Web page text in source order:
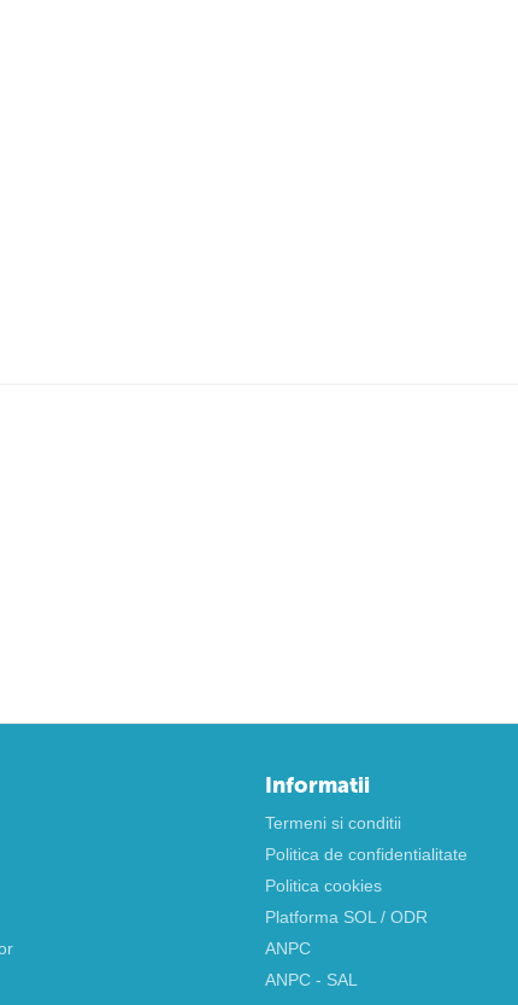
Informatii
Termeni si conditii
Politica de confidentialitate
Politica cookies
Platforma SOL / ODR
ANPC
ANPC - SAL